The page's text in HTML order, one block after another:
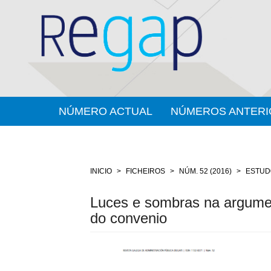
principal
NÚMERO ACTUAL NÚMEROS
INICIO FICHEIROS NÚM. 52 (2016)
Luces e sombras na
do convenio
Barra